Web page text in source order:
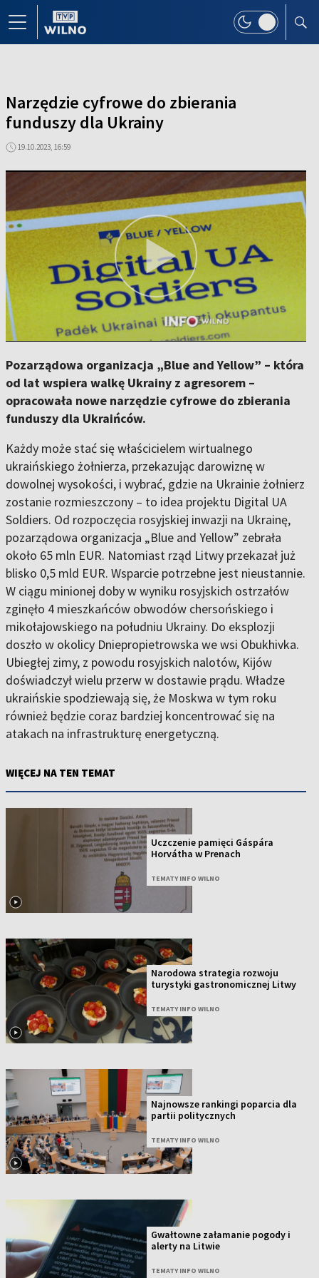
Narzędzie cyfrowe do zbierania
funduszy dla Ukrainy
19.10.2023, 16:59
Pozarządowa organizacja „Blue and Yellow” – która
od lat wspiera walkę Ukrainy z agresorem –
opracowała nowe narzędzie cyfrowe do zbierania
funduszy dla Ukraińców.
Każdy może stać się właścicielem wirtualnego
ukraińskiego żołnierza, przekazując darowiznę w
dowolnej wysokości, i wybrać, gdzie na Ukrainie żołnierz
zostanie rozmieszczony – to idea projektu Digital UA
Soldiers. Od rozpoczęcia rosyjskiej inwazji na Ukrainę,
pozarządowa organizacja „Blue and Yellow” zebrała
około 65 mln EUR. Natomiast rząd Litwy przekazał już
blisko 0,5 mld EUR. Wsparcie potrzebne jest nieustannie.
W ciągu minionej doby w wyniku rosyjskich ostrzałów
zginęło 4 mieszkańców obwodów chersońskiego i
mikołajowskiego na południu Ukrainy. Do eksplozji
doszło w okolicy Dniepropietrowska we wsi Obukhivka.
Ubiegłej zimy, z powodu rosyjskich nalotów, Kijów
doświadczył wielu przerw w dostawie prądu. Władze
ukraińskie spodziewają się, że Moskwa w tym roku
również będzie coraz bardziej koncentrować się na
atakach na infrastrukturę energetyczną.
WIĘCEJ NA TEN TEMAT
Uczczenie pamięci Gáspára
Horvátha w Prenach
TEMATY INFO WILNO
Narodowa strategia rozwoju
turystyki gastronomicznej Litwy
TEMATY INFO WILNO
Najnowsze rankingi poparcia dla
partii politycznych
TEMATY INFO WILNO
Gwałtowne załamanie pogody i
alerty na Litwie
TEMATY INFO WILNO